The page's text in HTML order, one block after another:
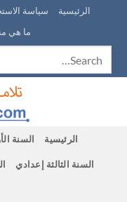
content
الرئيسية سياسة
ما هي
الرئيسية السنة
السنة الثالثة إعدادي